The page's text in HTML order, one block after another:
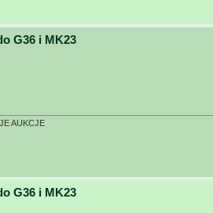
G36 i MK23
AUKCJE
G36 i MK23